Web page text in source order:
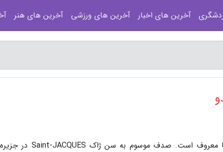
به گزارش مجله عکسفا، آشپزی ژاپنی در سراسر دنیا معروف است. صدف موسوم به سن ژاک Saint-JACQUES در جزیره
آخرین های اخبار آخرین های ورزشی آخرین های هنر